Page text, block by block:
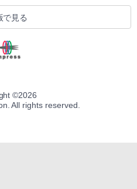
で見る
©2026
All rights reserved.